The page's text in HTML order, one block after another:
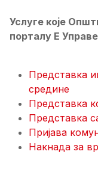
Услуге које
порталу Е
Представка
средине
Представка
Представка
Пријава
Накнада за